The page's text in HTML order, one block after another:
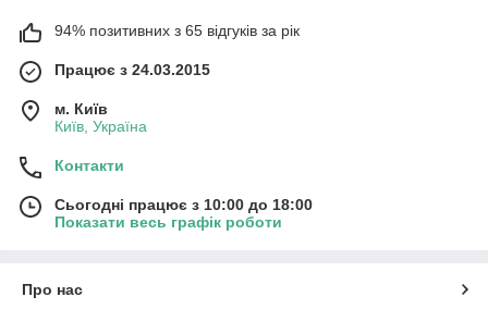
94% позитивних з 65 відгуків за рік
Працює з 24.03.2015
м. Київ
Київ, Україна
Контакти
Сьогодні працює з 10:00 до 18:00
Показати весь графік роботи
Про нас